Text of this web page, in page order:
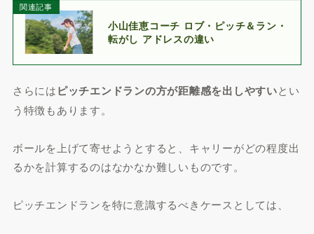
関連記事
小山佳恵コーチ ロブ・ピッチ＆ラン・
転がし アドレスの違い
さらにはピッチエンドランの方が距離感を出しやすいとい
う特徴もあります。
ボールを上げて寄せようとすると、キャリーがどの程度出
るかを計算するのはなかなか難しいものです。
ピッチエンドランを特に意識するべきケースとしては、